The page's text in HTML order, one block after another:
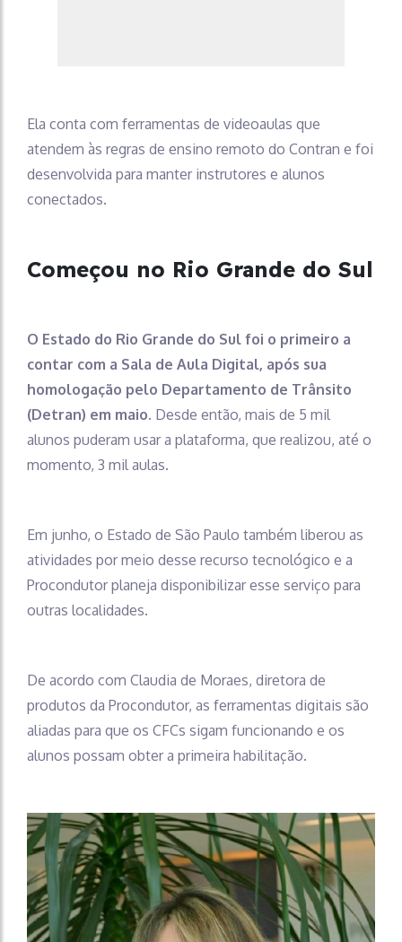
Ela conta com ferramentas de videoaulas que
atendem às regras de ensino remoto do Contran e foi
desenvolvida para manter instrutores e alunos
conectados.
Começou no Rio Grande do Sul
O Estado do Rio Grande do Sul foi o primeiro a
contar com a Sala de Aula Digital, após sua
homologação pelo Departamento de Trânsito
(Detran) em maio. Desde então, mais de 5 mil
alunos puderam usar a plataforma, que realizou, até o
momento, 3 mil aulas.
Em junho, o Estado de São Paulo também liberou as
atividades por meio desse recurso tecnológico e a
Procondutor planeja disponibilizar esse serviço para
outras localidades.
De acordo com Claudia de Moraes, diretora de
produtos da Procondutor, as ferramentas digitais são
aliadas para que os CFCs sigam funcionando e os
alunos possam obter a primeira habilitação.